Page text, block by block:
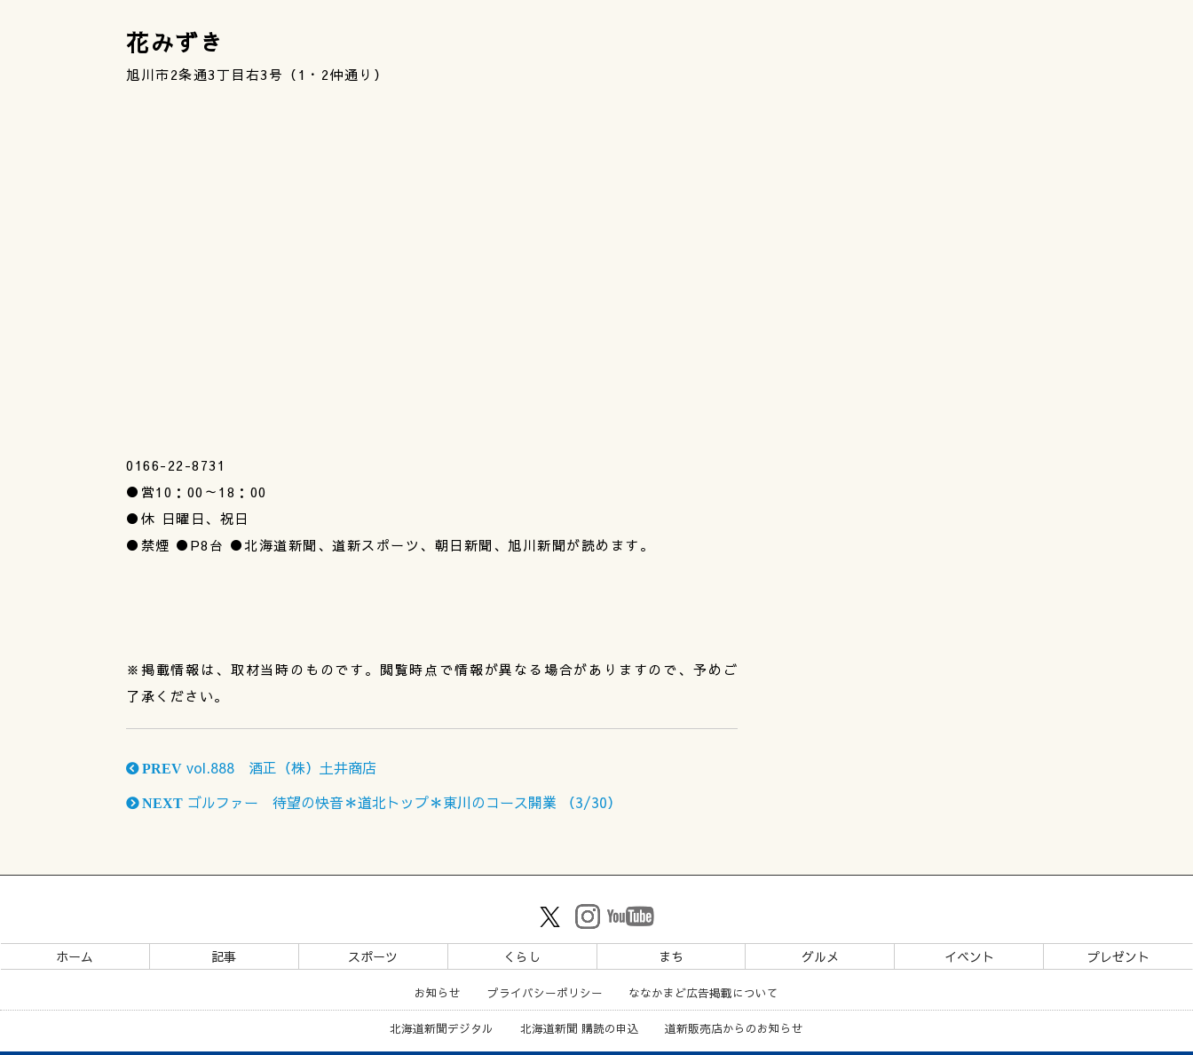
花みずき
旭川市2条通3丁目右3号（1・2仲通り）
0166-22-8731
●営10：00～18：00
●休 日曜日、祝日
●禁煙 ●P8台 ●北海道新聞、道新スポーツ、朝日新聞、旭川新聞が読めます。
※掲載情報は、取材当時のものです。閲覧時点で情報が異なる場合がありますので、予めご
了承ください。
PREV vol.888 酒正（株）土井商店
NEXT ゴルファー 待望の快音＊道北トップ＊東川のコース開業 （3/30）
ホーム 記事 スポーツ くらし まち グルメ イベント プレゼント
お知らせ プライバシーポリシー ななかまど広告掲載について
北海道新聞デジタル 北海道新聞 購読の申込 道新販売店からのお知らせ